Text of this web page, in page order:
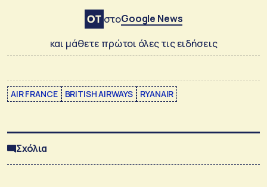
στοGoogle News
και μάθετε πρώτοι όλες τις ειδήσεις
AIR FRANCE BRITISH AIRWAYS RYANAIR
Σχόλια